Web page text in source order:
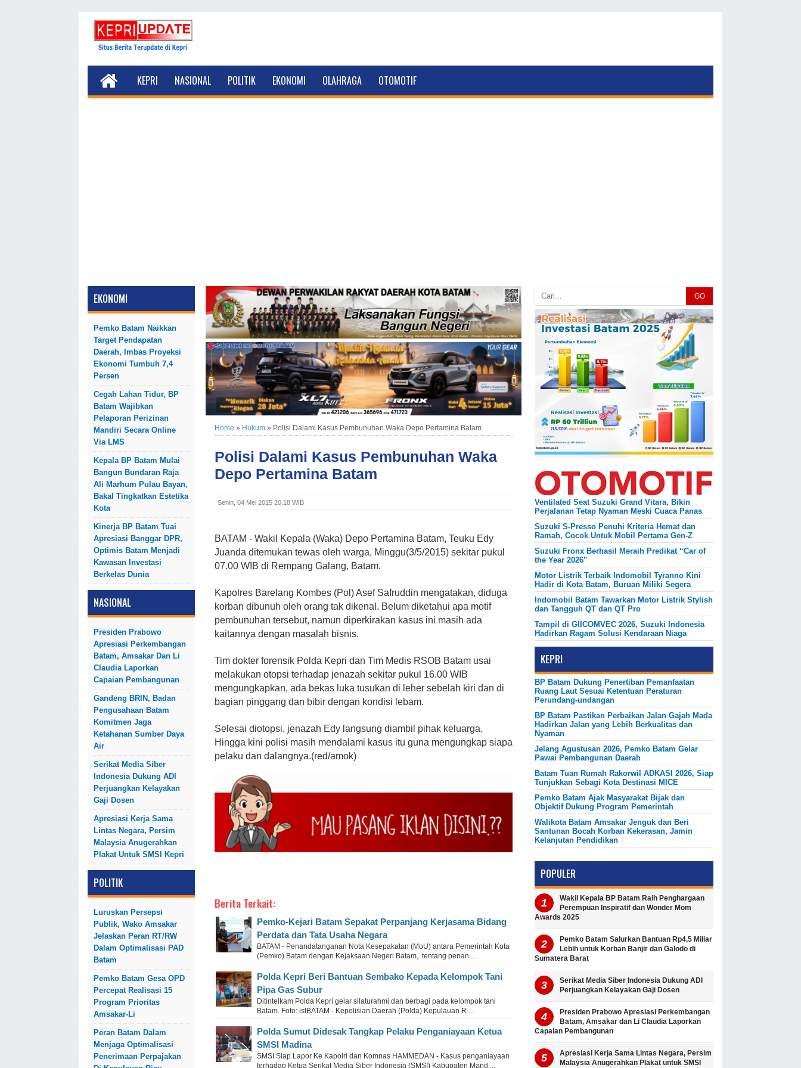
KEPRI NASIONAL POLITIK EKONOMI OLAHRAGA OTOMOTIF
EKONOMI
Pemko Batam Naikkan
Target Pendapatan
Daerah, Imbas Proyeksi
Ekonomi Tumbuh 7,4
Persen
Cegah Lahan Tidur, BP
Batam Wajibkan
Pelaporan Perizinan
Mandiri Secara Online
Via LMS
Kepala BP Batam Mulai
Bangun Bundaran Raja
Ali Marhum Pulau Bayan,
Bakal Tingkatkan Estetika
Kota
Kinerja BP Batam Tuai
Apresiasi Banggar DPR,
Optimis Batam Menjadi
Kawasan Investasi
Berkelas Dunia
NASIONAL
Presiden Prabowo
Apresiasi Perkembangan
Batam, Amsakar Dan Li
Claudia Laporkan
Capaian Pembangunan
Gandeng BRIN, Badan
Pengusahaan Batam
Komitmen Jaga
Ketahanan Sumber Daya
Air
Serikat Media Siber
Indonesia Dukung ADI
Perjuangkan Kelayakan
Gaji Dosen
Apresiasi Kerja Sama
Lintas Negara, Persim
Malaysia Anugerahkan
Plakat Untuk SMSI Kepri
POLITIK
Luruskan Persepsi
Publik, Wako Amsakar
Jelaskan Peran RT/RW
Dalam Optimalisasi PAD
Batam
Pemko Batam Gesa OPD
Percepat Realisasi 15
Program Prioritas
Amsakar-Li
Peran Batam Dalam
Menjaga Optimalisasi
Penerimaan Perpajakan
Home » Hukum » Polisi Dalami Kasus Pembunuhan Waka Depo Pertamina Batam
Polisi Dalami Kasus Pembunuhan Waka
Depo Pertamina Batam
Senin, 04 Mei 2015 20.18 WIB
BATAM - Wakil Kepala (Waka) Depo Pertamina Batam, Teuku Edy
Juanda ditemukan tewas oleh warga, Minggu(3/5/2015) sekitar pukul
07.00 WIB di Rempang Galang, Batam.
Kapolres Barelang Kombes (Pol) Asef Safruddin mengatakan, diduga
korban dibunuh oleh orang tak dikenal. Belum diketahui apa motif
pembunuhan tersebut, namun diperkirakan kasus ini masih ada
kaitannya dengan masalah bisnis.
Tim dokter forensik Polda Kepri dan Tim Medis RSOB Batam usai
melakukan otopsi terhadap jenazah sekitar pukul 16.00 WIB
mengungkapkan, ada bekas luka tusukan di leher sebelah kiri dan di
bagian pinggang dan bibir dengan kondisi lebam.
Selesai diotopsi, jenazah Edy langsung diambil pihak keluarga.
Hingga kini polisi masih mendalami kasus itu guna mengungkap siapa
pelaku dan dalangnya.(red/amok)
Berita Terkait:
Pemko-Kejari Batam Sepakat Perpanjang Kerjasama Bidang
Perdata dan Tata Usaha Negara
BATAM - Penandatanganan Nota Kesepakatan (MoU) antara Pemerintah Kota
(Pemko) Batam dengan Kejaksaan Negeri Batam, tentang penan ...
Polda Kepri Beri Bantuan Sembako Kepada Kelompok Tani
Pipa Gas Subur
Ditintelkam Polda Kepri gelar silaturahmi dan berbagi pada kelompok tani
Batam. Foto: istBATAM - Kepolisian Daerah (Polda) Kepulauan R ...
Polda Sumut Didesak Tangkap Pelaku Penganiayaan Ketua
SMSI Madina
SMSI Siap Lapor Ke Kapolri dan Komnas HAMMEDAN - Kasus penganiayaan
terhadap Ketua Serikat Media Siber Indonesia (SMSI) Kabupaten Mand ...
GO
Ventilated Seat Suzuki Grand Vitara, Bikin
Perjalanan Tetap Nyaman Meski Cuaca Panas
Suzuki S-Presso Penuhi Kriteria Hemat dan
Ramah, Cocok Untuk Mobil Pertama Gen-Z
Suzuki Fronx Berhasil Meraih Predikat “Car of
the Year 2026”
Motor Listrik Terbaik Indomobil Tyranno Kini
Hadir di Kota Batam, Buruan Miliki Segera
Indomobil Batam Tawarkan Motor Listrik Stylish
dan Tangguh QT dan QT Pro
Tampil di GIICOMVEC 2026, Suzuki Indonesia
Hadirkan Ragam Solusi Kendaraan Niaga
KEPRI
BP Batam Dukung Penertiban Pemanfaatan
Ruang Laut Sesuai Ketentuan Peraturan
Perundang-undangan
BP Batam Pastikan Perbaikan Jalan Gajah Mada
Hadirkan Jalan yang Lebih Berkualitas dan
Nyaman
Jelang Agustusan 2026, Pemko Batam Gelar
Pawai Pembangunan Daerah
Batam Tuan Rumah Rakorwil ADKASI 2026, Siap
Tunjukkan Sebagi Kota Destinasi MICE
Pemko Batam Ajak Masyarakat Bijak dan
Objektif Dukung Program Pemerintah
Walikota Batam Amsakar Jenguk dan Beri
Santunan Bocah Korban Kekerasan, Jamin
Kelanjutan Pendidikan
POPULER
Wakil Kepala BP Batam Raih Penghargaan
Perempuan Inspiratif dan Wonder Mom
Awards 2025
Pemko Batam Salurkan Bantuan Rp4,5 Miliar
Lebih untuk Korban Banjir dan Galodo di
Sumatera Barat
Serikat Media Siber Indonesia Dukung ADI
Perjuangkan Kelayakan Gaji Dosen
Presiden Prabowo Apresiasi Perkembangan
Batam, Amsakar dan Li Claudia Laporkan
Capaian Pembangunan
Apresiasi Kerja Sama Lintas Negara, Persim
Malaysia Anugerahkan Plakat untuk SMSI